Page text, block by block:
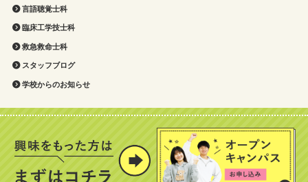
言語聴覚士科
臨床工学技士科
救急救命士科
スタッフブログ
学校からのお知らせ